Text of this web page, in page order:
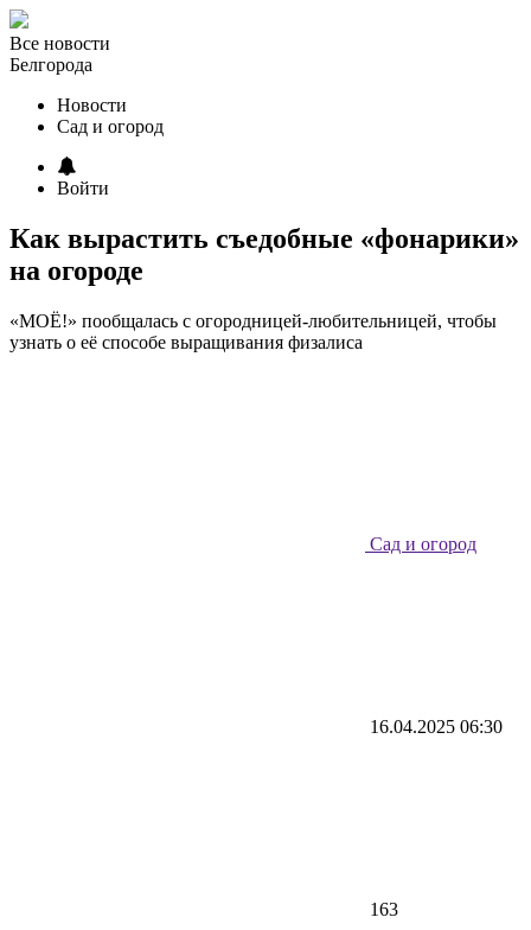
Все новости
Белгорода
Новости
Сад и огород
Войти
Как вырастить съедобные «фонарики»
на огороде
«МОЁ!» пообщалась с огородницей-любительницей, чтобы
узнать о её способе выращивания физалиса
Сад и огород
16.04.2025 06:30
163